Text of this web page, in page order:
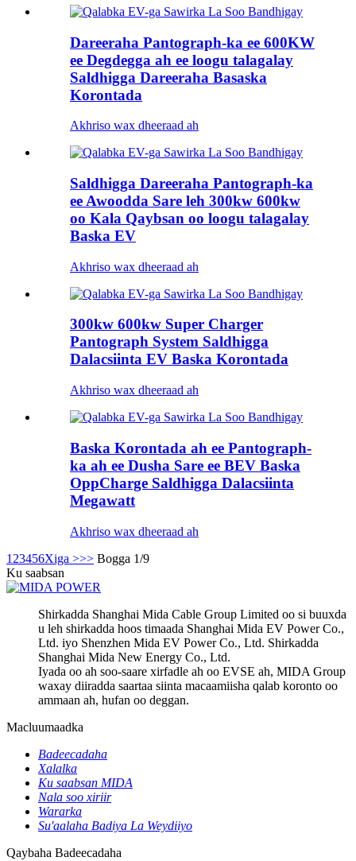
Dareeraha Pantograph-ka ee 600KW
ee Degdegga ah ee loogu talagalay
Saldhigga Dareeraha Basaska
Korontada
Akhriso wax dheeraad ah
Saldhigga Dareeraha Pantograph-ka
ee Awoodda Sare leh 300kw 600kw
oo Kala Qaybsan oo loogu talagalay
Baska EV
Akhriso wax dheeraad ah
300kw 600kw Super Charger
Pantograph System Saldhigga
Dalacsiinta EV Baska Korontada
Akhriso wax dheeraad ah
Baska Korontada ah ee Pantograph-
ka ah ee Dusha Sare ee BEV Baska
OppCharge Saldhigga Dalacsiinta
Megawatt
Akhriso wax dheeraad ah
1 23456Xiga >>> Bogga 1/9
Ku saabsan
Shirkadda Shanghai Mida Cable Group Limited oo si buuxda
u leh shirkadda hoos timaada Shanghai Mida EV Power Co.,
Ltd. iyo Shenzhen Mida EV Power Co., Ltd. Shirkadda
Shanghai Mida New Energy Co., Ltd.
Iyada oo ah soo-saare xirfadle ah oo EVSE ah, MIDA Group
waxay diiradda saartaa siinta macaamiisha qalab koronto oo
ammaan ah, hufan oo deggan.
Macluumaadka
Badeecadaha
Xalalka
Ku saabsan MIDA
Nala soo xiriir
Wararka
Su'aalaha Badiya La Weydiiyo
Qaybaha Badeecadaha